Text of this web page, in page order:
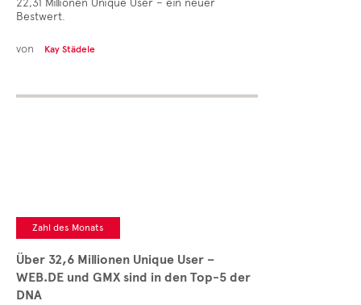
22,31 Millionen Unique User – ein neuer
Bestwert.
von Kay Städele
Zahl des Monats
Über 32,6 Millionen Unique User –
WEB.DE und GMX sind in den Top-5 der
DNA